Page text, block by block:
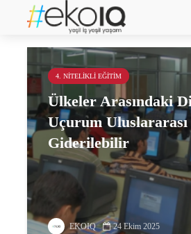
bireysel refah
4. NITELIKLI EĞITIM
Ülkeler Arasındaki
Uçurum
Giderilebilir
EKOIQ 24 Ekim 2025